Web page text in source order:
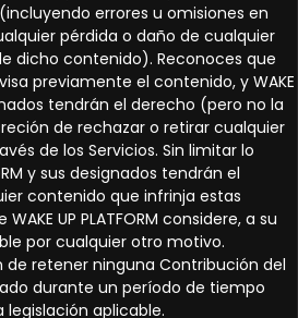
errores u omisiones en
pérdida o daño de cualquier
dicho contenido). Reconoces que
previamente el contenido, y WAKE
tendrán el derecho (pero no la
de rechazar o retirar cualquier
de los Servicios. Sin limitar lo
y sus designados tendrán el
contenido que infrinja estas
UP PLATFORM considere, a su
por cualquier otro motivo.
de retener ninguna Contribución del
durante un período de tiempo
legislación aplicable.